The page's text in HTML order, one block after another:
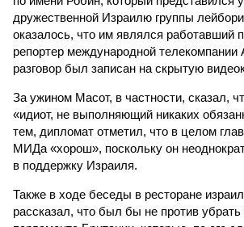
дружественной Израилю группы
оказалось, что им являлся работавший
репортер международной телекомпании
разговор был записан на скрытую
За ужином Масот, в частности, сказал,
«идиот, не выполняющий никаких
тем, дипломат отметил, что в целом
МИДа «хорош», поскольку он
в поддержку Израиля.
Также в ходе беседы в ресторане
рассказал, что был бы не против